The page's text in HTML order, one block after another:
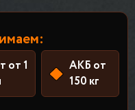
от 1
АКБ от
150 кг